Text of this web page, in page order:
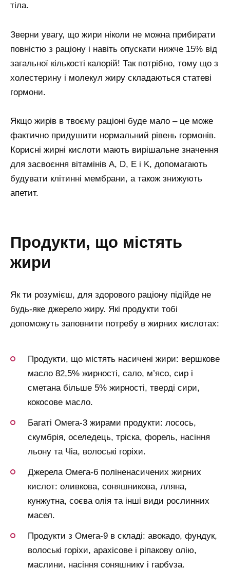
тіла.
Зверни увагу, що жири ніколи не можна прибирати
повністю з раціону і навіть опускати нижче 15% від
загальної кількості калорій! Так потрібно, тому що з
холестерину і молекул жиру складаються статеві
гормони.
Якщо жирів в твоєму раціоні буде мало – це може
фактично придушити нормальний рівень гормонів.
Корисні жирні кислоти мають вирішальне значення
для засвоєння вітамінів A, D, E і K, допомагають
будувати клітинні мембрани, а також знижують
апетит.
продукти, що містять
жири
Як ти розумієш, для здорового раціону підійде не
будь-яке джерело жиру. Які продукти тобі
допоможуть заповнити потребу в жирних кислотах:
Продукти, що містять насичені жири: вершкове
масло 82,5% жирності, сало, м’ясо, сир і
сметана більше 5% жирності, тверді сири,
кокосове масло.
Багаті Омега-3 жирами продукти: лосось,
скумбрія, оселедець, тріска, форель, насіння
льону та Чіа, волоські горіхи.
Джерела Омега-6 поліненасичених жирних
кислот: оливкова, соняшникова, лляна,
кунжутна, соєва олія та інші види рослинних
масел.
Продукти з Омега-9 в складі: авокадо, фундук,
волоські горіхи, арахісове і ріпакову олію,
маслини, насіння соняшнику і гарбуза.